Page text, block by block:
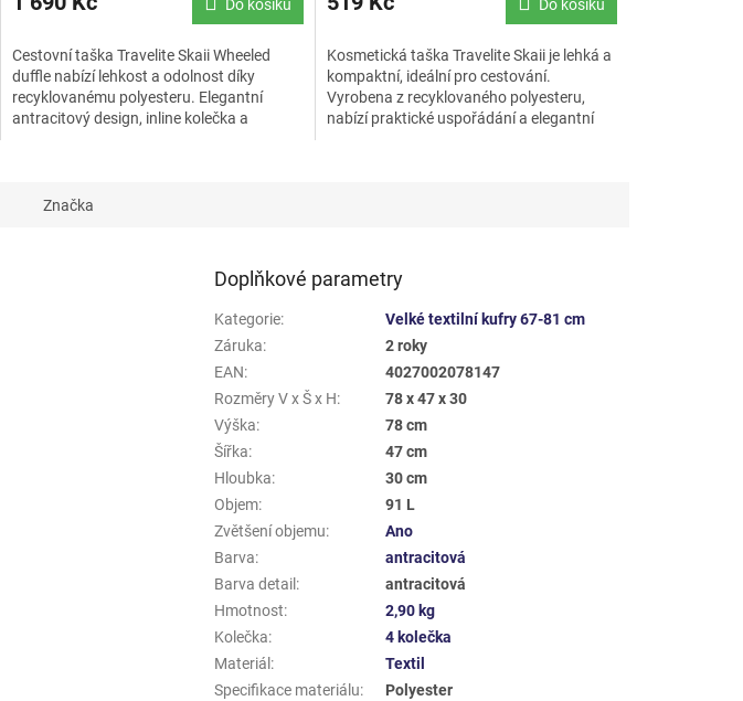
Do košíku
Cestovní taška Travelite Skaii Wheeled
duffle nabízí lehkost a odolnost díky
recyklovanému polyesteru. Elegantní
antracitový design, inline kolečka a
Do košíku
Kosmetická taška Travelite Skaii je lehká a
kompaktní, ideální pro cestování.
Vyrobena z recyklovaného polyesteru,
nabízí praktické uspořádání a elegantní
Značka
Doplňkové parametry
Kategorie:
Velké textilní kufry 67-81 cm
Záruka:
2 roky
EAN:
4027002078147
Rozměry V x Š x H:
78 x 47 x 30
Výška:
78 cm
Šířka:
47 cm
Hloubka:
30 cm
Objem:
91 L
Zvětšení objemu:
Ano
Barva:
antracitová
Barva detail :
antracitová
Hmotnost:
2,90 kg
Kolečka:
4 kolečka
Materiál :
Textil
Specifikace materiálu:
Polyester